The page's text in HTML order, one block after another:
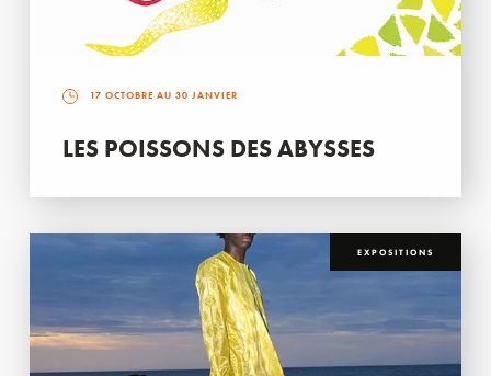
17 OCTOBRE AU 30 JANVIER
LES POISSONS DES ABYSSES
EXPOSITIONS